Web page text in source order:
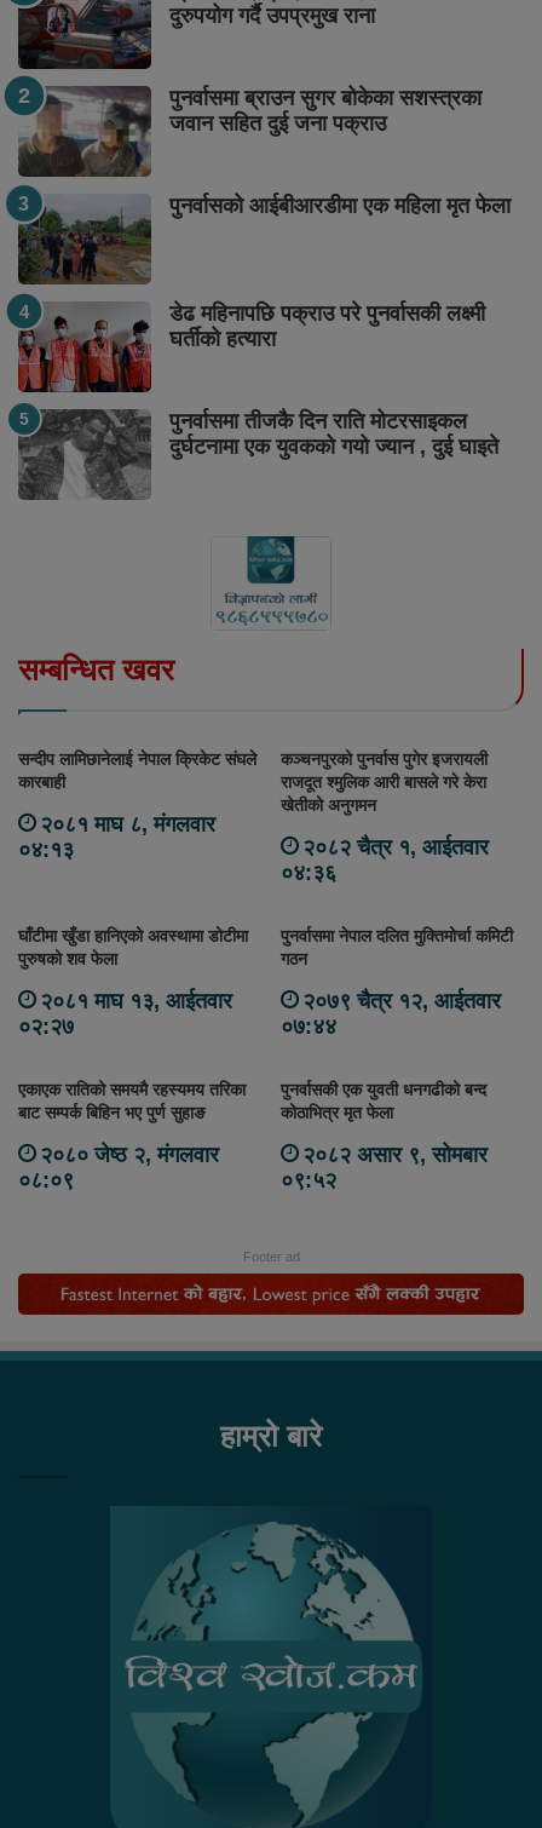
दुरुपयोग गर्दै उपप्रमुख राना
पुनर्वासमा ब्राउन सुगर बोकेका सशस्त्रका
जवान सहित दुई जना पक्राउ
पुनर्वासको आईबीआरडीमा एक महिला मृत फेला
डेढ महिनापछि पक्राउ परे पुनर्वासकी लक्ष्मी
घर्तीको हत्यारा
पुनर्वासमा तीजकै दिन राति मोटरसाइकल
दुर्घटनामा एक युवकको गयो ज्यान , दुई घाइते
सम्बन्धित खवर
सन्दीप लामिछानेलाई नेपाल क्रिकेट संघले
कारबाही
२०८१ माघ ८, मंगलवार
०४:१३
कञ्चनपुरको पुनर्वास पुगेर इजरायली
राजदूत श्मुलिक आरी बासले गरे केरा
खेतीको अनुगमन
२०८२ चैत्र १, आईतवार
०४:३६
घाँटीमा खुँडा हानिएको अवस्थामा डोटीमा
पुरुषको शव फेला
२०८१ माघ १३, आईतवार
०२:२७
पुनर्वासमा नेपाल दलित मुक्तिमोर्चा कमिटी
गठन
२०७९ चैत्र १२, आईतवार
०७:४४
एकाएक रातिको समयमै रहस्यमय तरिका
बाट सम्पर्क बिहिन भए पुर्ण सुहाङ
२०८० जेष्ठ २, मंगलवार
०८:०९
पुनर्वासकी एक युवती धनगढीको बन्द
कोठाभित्र मृत फेला
२०८२ असार ९, सोमबार
०९:५२
Footer ad
हाम्रो बारे